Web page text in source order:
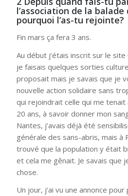
l’association de la
pourquoi l’as-tu rejointe?
Fin mars ça fera 3 ans.
Au début j’étais inscrit sur le
je faisais quelques sorties
proposait mais je savais que je
nouvelle action solidaire sans
qui rejoindrait celle qui me
20 ans, à savoir donner mon
Nantes, j’avais déjà été
générale des sans-abris, mais à
trouvé que la population y était
et cela me gênait. Je savais que
chose.
Un jour, j’ai vu une annonce